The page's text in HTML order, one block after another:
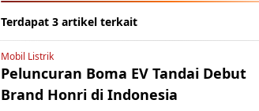
Terdapat 3 artikel terkait
Mobil Listrik
Peluncuran Boma EV Tandai Debut
Brand Honri di Indonesia